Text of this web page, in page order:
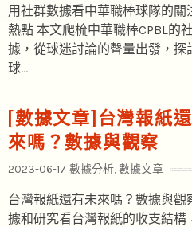
用社群數據看中華職棒球隊的關
熱點 本文爬梳中華職棒CPBL的
據，從球迷討論的聲量出發，探
球…
[數據文章]台灣報紙
來嗎？數據與觀察
2023-06-17 數據分析,數據文章
台灣報紙還有未來嗎？數據與觀
據和研究看台灣報紙的收支結構